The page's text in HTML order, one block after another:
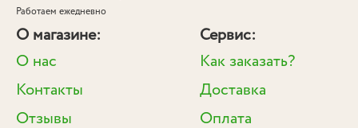
Работаем ежедневно
О магазине:
О нас
Контакты
Отзывы
Сервис:
Как заказать?
Доставка
Оплата